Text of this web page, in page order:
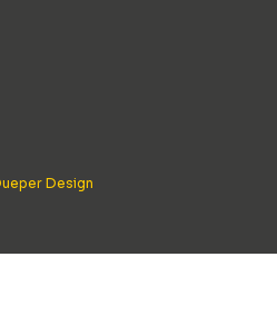
Design